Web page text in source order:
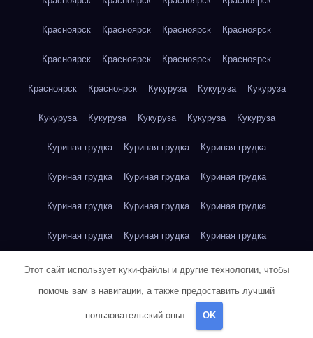
Красноярск Красноярск Красноярск Красноярск
Красноярск Красноярск Красноярск Красноярск
Красноярск Красноярск Кукуруза Кукуруза Кукуруза
Кукуруза Кукуруза Кукуруза Кукуруза Кукуруза
Куриная грудка Куриная грудка Куриная грудка
Куриная грудка Куриная грудка Куриная грудка
Куриная грудка Куриная грудка Куриная грудка
Куриная грудка Куриная грудка Куриная грудка
Куриная грудка Куриное яйцо Куриное яйцо
Куриное яйцо Куриное яйцо Куриное яйцо Куриное яйцо
Этот сайт использует куки-файлы и другие технологии, чтобы
помочь вам в навигации, а также предоставить лучший
пользовательский опыт. OK